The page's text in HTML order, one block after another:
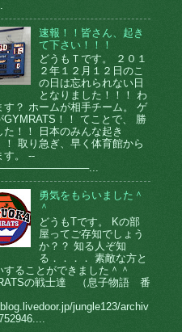
速報！！皆さん、起き
て下さい！！！
どうもＴです。 ２０１
２年１２月１２日のこ
の日は忘れられない日
となりました！！！ わ
す？ ホームが相手チーム。 ゲ
GYMRATS！！ てことで、 勝
た！！ 日本のみんな起き
！ 取り急ぎ、早く体育館から
す。 --
勇気をもらいました＾
＾
どうもTです。 Kの部
屋ってご存知でしょう
か？？ 知る人ぞ知
る．．．． 素敵な方と
することができました＾＾
の戦士達 （息子物語 番
jungle123/archiv